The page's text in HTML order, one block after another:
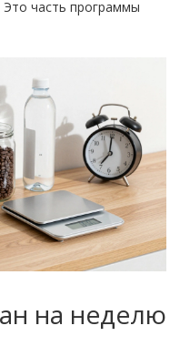
часть программы
на неделю